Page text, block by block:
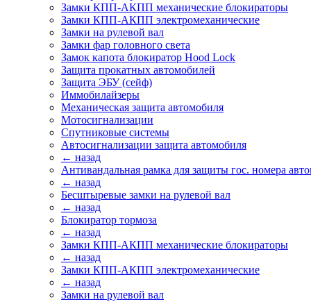
Замки КПП-АКПП механические блокираторы
Замки КПП-АКПП электромеханические
Замки на рулевой вал
Замки фар головного света
Замок капота блокиратор Hood Lock
Защита прокатных автомобилей
Защита ЭБУ (сейф)
Иммобилайзеры
Механическая защита автомобиля
Мотосигнализации
Спутниковые системы
Автосигнализации защита автомобиля
← назад
Антивандальная рамка для защиты гос. номера
← назад
Бесштыревые замки на рулевой вал
← назад
Блокиратор тормоза
← назад
Замки КПП-АКПП механические блокираторы
← назад
Замки КПП-АКПП электромеханические
← назад
Замки на рулевой вал